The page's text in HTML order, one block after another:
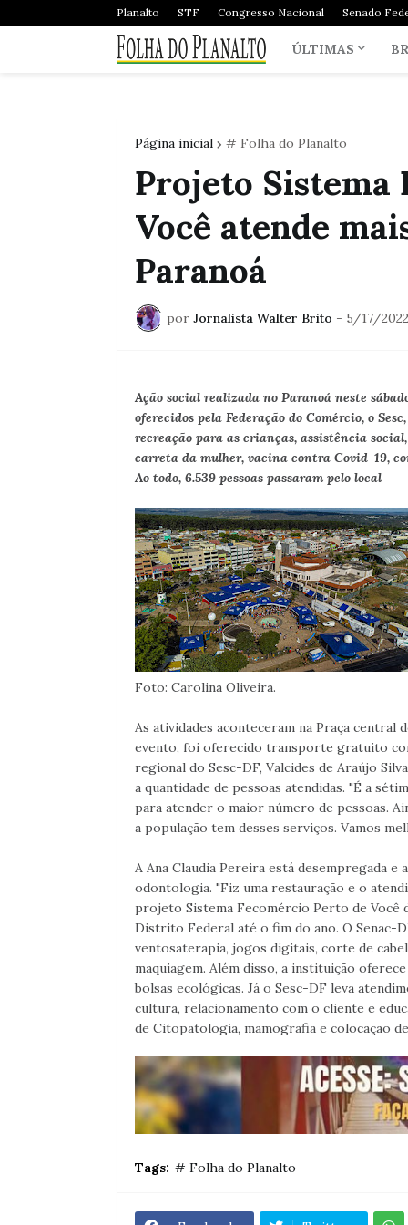
Planalto STF Congresso Nacional Senado
ÚLTIMAS
Página inicial # Folha do Planalto
Projeto Sistema
Você atende
Paranoá
por Jornalista Walter Brito - 5/17/
Ação social realizada no Paranoá neste
oferecidos pela Federação do Comércio, o
recreação para as crianças, assistência
carreta da mulher, vacina contra Covid-19,
Ao todo, 6.539 pessoas passaram pelo local
Foto: Carolina Oliveira.
As atividades aconteceram na Praça central
evento, foi oferecido transporte gratuito
regional do Sesc-DF, Valcides de Araújo
a quantidade de pessoas atendidas. "É a
para atender o maior número de pessoas.
a população tem desses serviços. Vamos
A Ana Claudia Pereira está desempregada
odontologia. "Fiz uma restauração e o
projeto Sistema Fecomércio Perto de Você
Distrito Federal até o fim do ano. O Senac-
ventosaterapia, jogos digitais, corte de
maquiagem. Além disso, a instituição
bolsas ecológicas. Já o Sesc-DF leva
cultura, relacionamento com o cliente e
de Citopatologia, mamografia e colocação
Tags: # Folha do Planalto